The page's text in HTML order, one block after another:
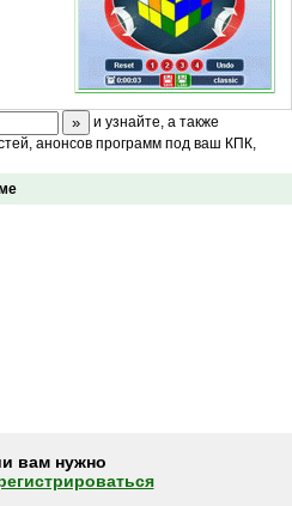
и узнайте, а также
анонсов программ под ваш КПК,
вам нужно